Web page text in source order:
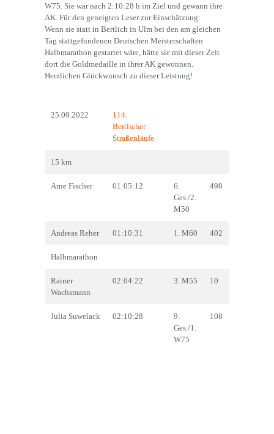
W75. Sie war nach 2:10:28 h im Ziel und gewann ihre
AK. Für den geneigten Leser zur Einschätzung:
Wenn sie statt in Bertlich in Ulm bei den am gleichen
Tag stattgefundenen Deutschen Meisterschaften
Halbmarathon gestartet wäre, hätte sie mit dieser Zeit
dort die Goldmedaille in ihrer AK gewonnen.
Herzlichen Glückwunsch zu dieser Leistung!
25.09.2022
114.
Bertlicher
Straßenläufe
15 km
Arne Fischer 01:05:12
6.
Ges./2.
M50
498
Andreas Reher 01:10:31 1. M60 402
Halbmarathon
Rainer
Wachsmann
02:04:22 3. M55 10
Julia Suwelack 02:10:28
9.
Ges./1.
W75
108